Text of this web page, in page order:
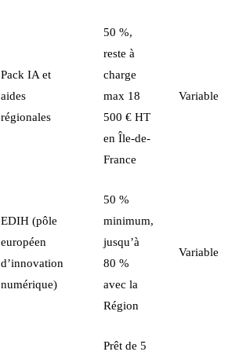
Pack IA et
aides
régionales
50 %,
reste à
charge
max 18
500 € HT
en Île-de-
France
Variable
EDIH (pôle
européen
d’innovation
numérique)
50 %
minimum,
jusqu’à
80 %
avec la
Région
Variable
Prêt de 5